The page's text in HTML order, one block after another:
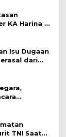
KA Harina di
Semarang
Isu Dugaan
dari
TNI Saat